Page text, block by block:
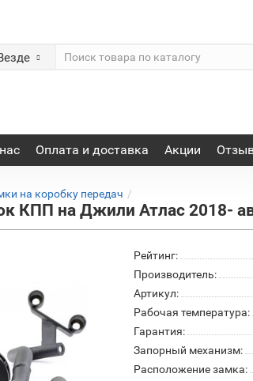
Оплата и доставка Акции
на коробку передач
КПП на Джили Атлас 2018-
Рейтинг:
Производитель:
Артикул:
Рабочая температура:
Гарантия:
Запорный механизм:
Расположение замка: